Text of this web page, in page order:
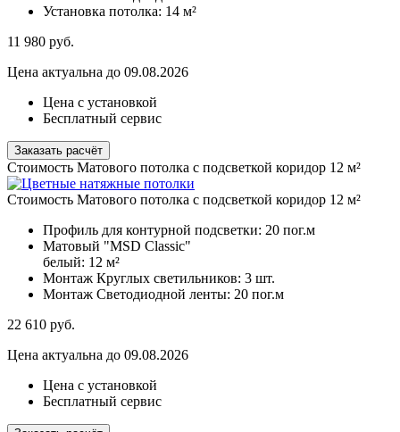
Установка потолка: 14 м²
11 980 руб.
Цена актуальна до 09.08.2026
Цена с установкой
Бесплатный сервис
Заказать расчёт
Стоимость Матового потолка с подсветкой коридор 12 м²
Стоимость Матового потолка с подсветкой коридор 12 м²
Профиль для контурной подсветки: 20 пог.м
Матовый "MSD Classic"
белый: 12 м²
Монтаж Круглых светильников: 3 шт.
Монтаж Светодиодной ленты: 20 пог.м
22 610 руб.
Цена актуальна до 09.08.2026
Цена с установкой
Бесплатный сервис